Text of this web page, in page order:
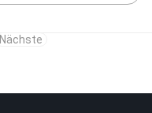
Nächste